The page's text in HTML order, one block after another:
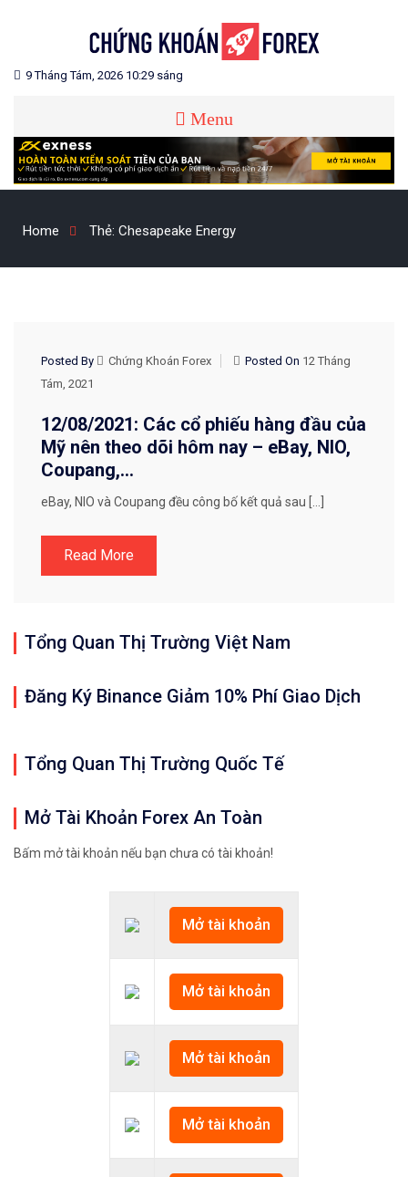
CHỨNG KHOÁN FOREX
Blog chia sẻ về Chứng Khoán và Forex
9 Tháng Tám, 2026 10:29 sáng
Menu
Home Thẻ: Chesapeake Energy
CHIẾN LƯỢC GIAO DỊCH
Posted By Chứng Khoán Forex Posted On 12 Tháng
Tám, 2021
12/08/2021: Các cổ phiếu hàng đầu của
Mỹ nên theo dõi hôm nay – eBay, NIO,
Coupang,…
eBay, NIO và Coupang đều công bố kết quả sau […]
Read More
Tổng Quan Thị Trường Việt Nam
Đăng Ký Binance Giảm 10% Phí Giao Dịch
Tổng Quan Thị Trường Quốc Tế
Mở Tài Khoản Forex An Toàn
Bấm mở tài khoản nếu bạn chưa có tài khoản!
Mở tài khoản
Mở tài khoản
Mở tài khoản
Mở tài khoản